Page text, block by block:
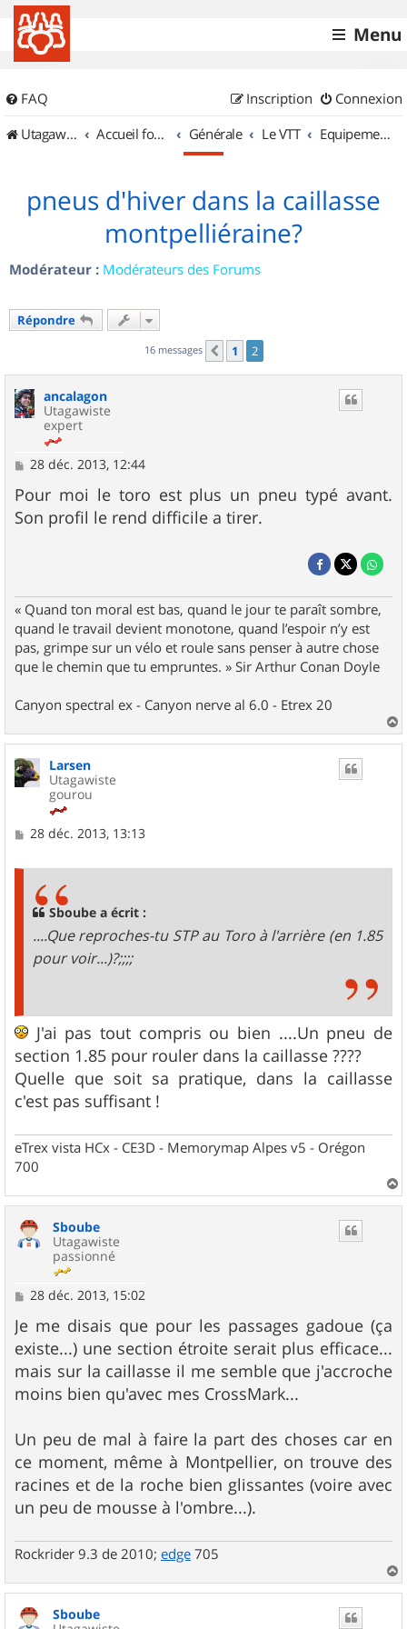
Menu
FAQ Connexion
Inscription
UtagawaVTT (Randos VTT et VTTAE avec traces GPS)
Accueil forum Générale Le VTT Equipements et Accessoires
pneus d'hiver dans la caillasse
montpelliéraine?
Modérateur : Modérateurs des Forums
Répondre
16 messages Précédent
1 2
ancalagon
Utagawiste
expert
M
s
s
a
28 déc. 2013, 12:44
Pour moi le toro est plus un pneu typé avant.
Son profil le rend difficile a tirer.
« Quand ton moral est bas, quand le jour te paraît sombre,
quand le travail devient monotone, quand l’espoir n’y est
pas, grimpe sur un vélo et roule sans penser à autre chose
que le chemin que tu empruntes. » Sir Arthur Conan Doyle
Canyon spectral ex - Canyon nerve al 6.0 - Etrex 20
a
Larsen
Utagawiste
gourou
M
28 déc. 2013, 13:13
Sboube a écrit :
....Que reproches-tu STP au Toro à l'arrière (en 1.85
pour voir...)?;;;;
J'ai pas tout compris ou bien ....Un pneu de
section 1.85 pour rouler dans la caillasse ????
Quelle que soit sa pratique, dans la caillasse
c'est pas suffisant !
eTrex vista HCx - CE3D - Memorymap Alpes v5 - Orégon
700
a
Sboube
Utagawiste
passionné
M
s
s
a
g
e
28 déc. 2013, 15:02
Je me disais que pour les passages gadoue (ça
existe...) une section étroite serait plus efficace...
mais sur la caillasse il me semble que j'accroche
moins bien qu'avec mes CrossMark...
Un peu de mal à faire la part des choses car en
ce moment, même à Montpellier, on trouve des
racines et de la roche bien glissantes (voire avec
un peu de mousse à l'ombre...).
Rockrider 9.3 de 2010; edge 705
a
Sboube